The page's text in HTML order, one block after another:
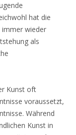
hat die
immer wieder
als
Kunst oft
voraussetzt,
Während
Kunst in